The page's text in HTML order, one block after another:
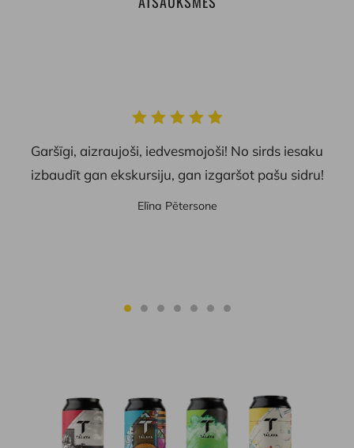
Garšīgi, aizraujoši, iedvesmojoši! No sirds iesaku
izbaudīt gan ekskursiju, gan izgaršot pašu sidru!
Elīna Pētersone